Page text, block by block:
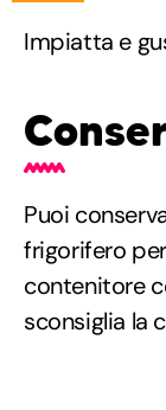
Impiatta e
Puoi
frigorifero per
contenitore
sconsiglia la